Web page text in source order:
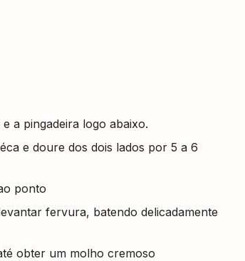
a pingadeira logo abaixo.
e doure dos dois lados por 5 a 6
ponto
fervura, batendo delicadamente
obter um molho cremoso